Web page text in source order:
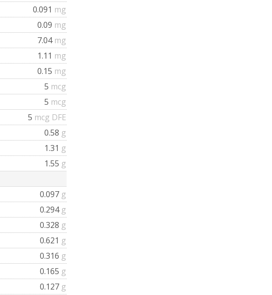
0.091 mg
0.09 mg
7.04 mg
1.11 mg
0.15 mg
5 mcg
5 mcg
5 mcg DFE
0.58 g
1.31 g
1.55 g
0.097 g
0.294 g
0.328 g
0.621 g
0.316 g
0.165 g
0.127 g